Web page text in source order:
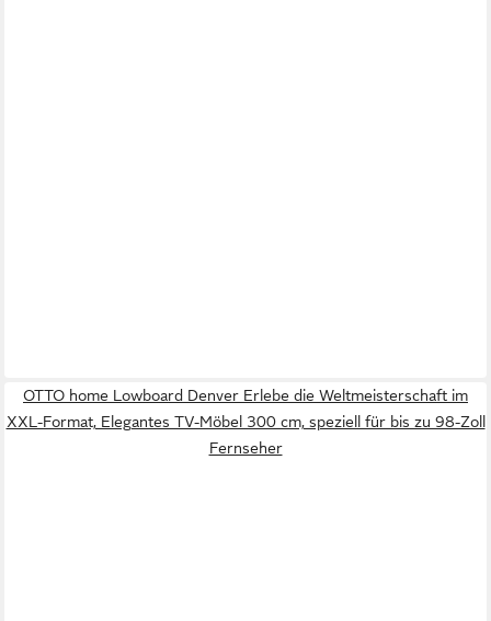
OTTO home Lowboard Denver Erlebe die Weltmeisterschaft im
XXL-Format, Elegantes TV-Möbel 300 cm, speziell für bis zu 98-Zoll
Fernseher